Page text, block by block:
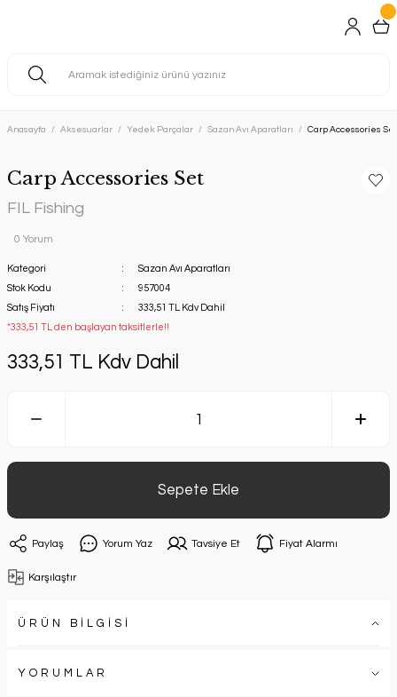
Anasayfa Aksesuarlar Yedek Parçalar Sazan Avı Aparatları Carp Accessories Set
Carp Accessories Set
FIL Fishing
0 Yorum
Kategori
Sazan Avı Aparatları
Stok Kodu
957004
Satış Fiyatı
333,51 TL Kdv Dahil
*333,51 TL den başlayan taksitlerle!!
333,51 TL Kdv Dahil
Sepete Ekle
Paylaş Yorum Yaz Tavsiye Et Fiyat Alarmı
Karşılaştır
ÜRÜN BİLGİSİ
YORUMLAR